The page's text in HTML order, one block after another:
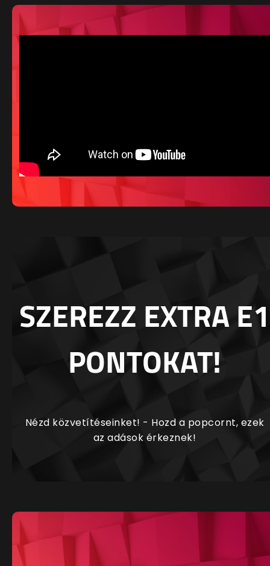
SZEREZZ EXTRA E1
PONTOKAT!
Nézd közvetítéseinket! - Hozd a popcornt, ezek
az adások érkeznek!